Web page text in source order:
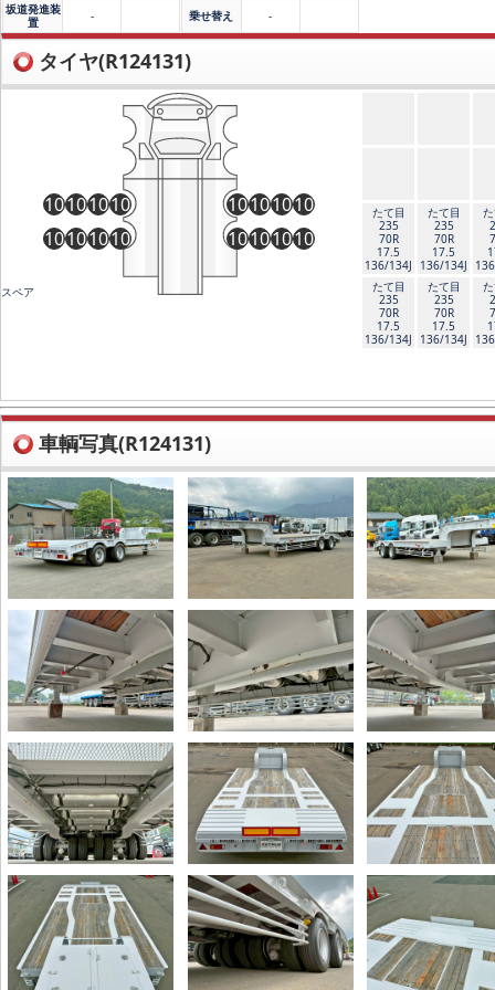
坂道発進装
置
- 乗せ替え -
タイヤ(R124131)
10
10
10
10 10101010
10
10
10
10 10101010
スペア
たて目
235
70R
17.5
136/134J
たて目
235
70R
17.5
136/134J
たて目
235
70R
17.5
136/134J
たて目
235
70R
17.5
136/134J
車輌写真(R124131)